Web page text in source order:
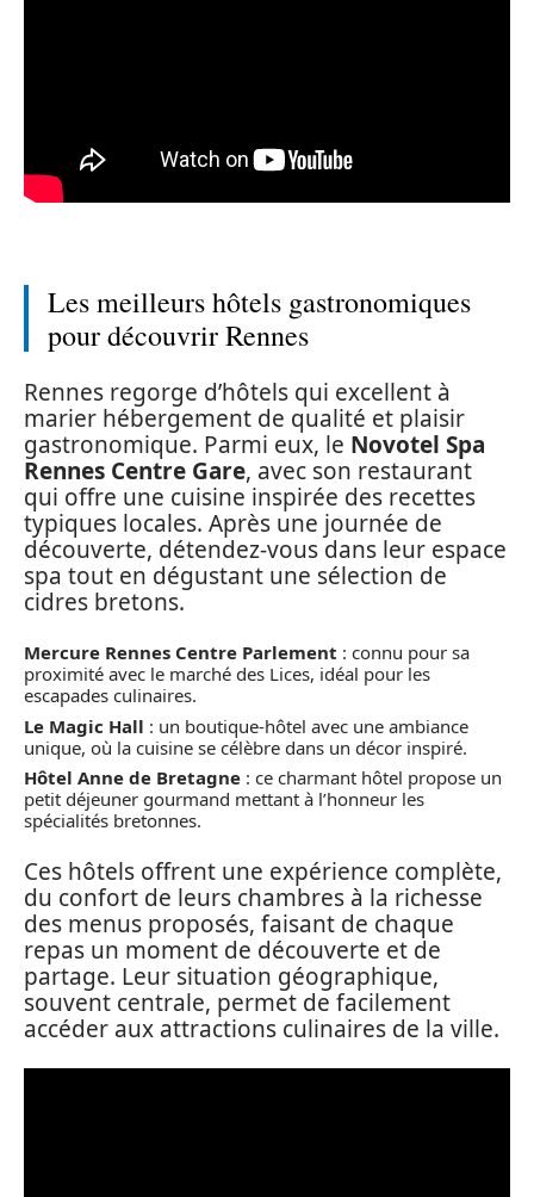
Les meilleurs hôtels gastronomiques
pour découvrir Rennes
Rennes regorge d’hôtels qui excellent à
marier hébergement de qualité et plaisir
gastronomique. Parmi eux, le Novotel Spa
Rennes Centre Gare, avec son restaurant
qui offre une cuisine inspirée des recettes
typiques locales. Après une journée de
découverte, détendez-vous dans leur espace
spa tout en dégustant une sélection de
cidres bretons.
Mercure Rennes Centre Parlement : connu pour sa
proximité avec le marché des Lices, idéal pour les
escapades culinaires.
Le Magic Hall : un boutique-hôtel avec une ambiance
unique, où la cuisine se célèbre dans un décor inspiré.
Hôtel Anne de Bretagne : ce charmant hôtel propose un
petit déjeuner gourmand mettant à l’honneur les
spécialités bretonnes.
Ces hôtels offrent une expérience complète,
du confort de leurs chambres à la richesse
des menus proposés, faisant de chaque
repas un moment de découverte et de
partage. Leur situation géographique,
souvent centrale, permet de facilement
accéder aux attractions culinaires de la ville.